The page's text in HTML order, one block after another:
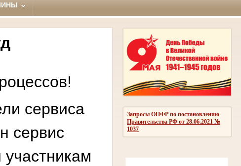
Запросы ОПФР по постановлению
Правительства РФ от 28.06.2021 №
1037
сервиса
сервис